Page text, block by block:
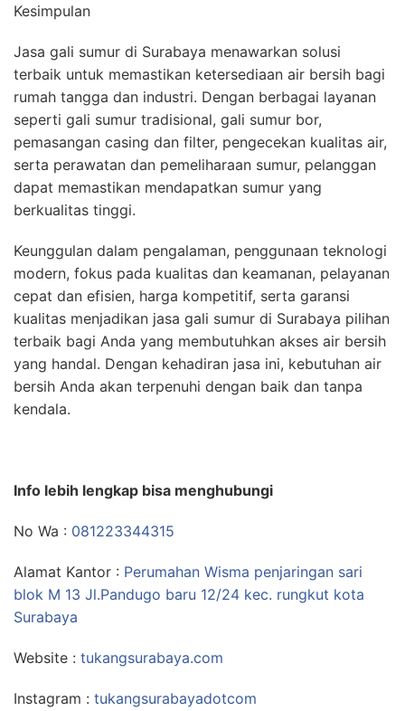
Kesimpulan
Jasa gali sumur di Surabaya menawarkan solusi
terbaik untuk memastikan ketersediaan air bersih bagi
rumah tangga dan industri. Dengan berbagai layanan
seperti gali sumur tradisional, gali sumur bor,
pemasangan casing dan filter, pengecekan kualitas air,
serta perawatan dan pemeliharaan sumur, pelanggan
dapat memastikan mendapatkan sumur yang
berkualitas tinggi.
Keunggulan dalam pengalaman, penggunaan teknologi
modern, fokus pada kualitas dan keamanan, pelayanan
cepat dan efisien, harga kompetitif, serta garansi
kualitas menjadikan jasa gali sumur di Surabaya pilihan
terbaik bagi Anda yang membutuhkan akses air bersih
yang handal. Dengan kehadiran jasa ini, kebutuhan air
bersih Anda akan terpenuhi dengan baik dan tanpa
kendala.
Info lebih lengkap bisa menghubungi
No Wa : 081223344315
Alamat Kantor : Perumahan Wisma penjaringan sari
blok M 13 Jl.Pandugo baru 12/24 kec. rungkut kota
Surabaya
Website : tukangsurabaya.com
Instagram : tukangsurabayadotcom